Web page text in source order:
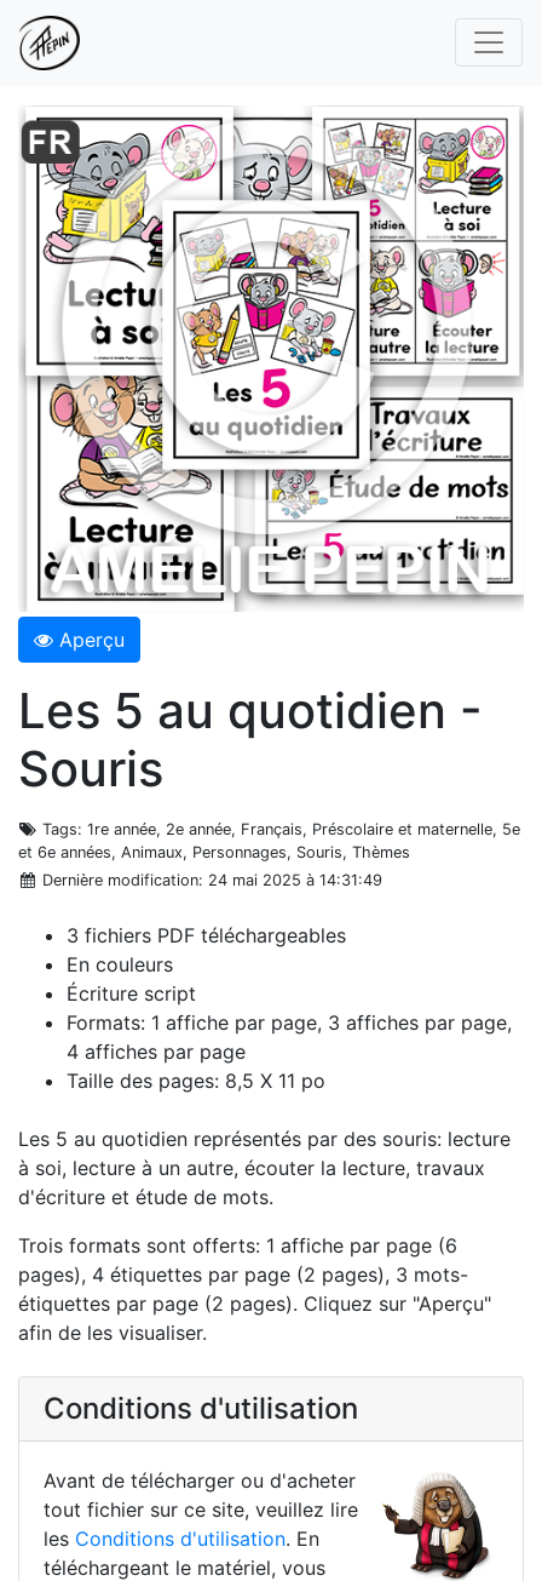
Aperçu
Les 5 au quotidien -
Souris
Tags: 1re année, 2e année, Français, Préscolaire et maternelle, 5e
et 6e années, Animaux, Personnages, Souris, Thèmes
Dernière modification: 24 mai 2025 à 14:31:49
3 fichiers PDF téléchargeables
En couleurs
Écriture script
Formats: 1 affiche par page, 3 affiches par page,
4 affiches par page
Taille des pages: 8,5 X 11 po
Les 5 au quotidien représentés par des souris: lecture
à soi, lecture à un autre, écouter la lecture, travaux
d'écriture et étude de mots.
Trois formats sont offerts: 1 affiche par page (6
pages), 4 étiquettes par page (2 pages), 3 mots-
étiquettes par page (2 pages). Cliquez sur "Aperçu"
afin de les visualiser.
Conditions d'utilisation
Avant de télécharger ou d'acheter
tout fichier sur ce site, veuillez lire
les Conditions d'utilisation. En
téléchargeant le matériel, vous